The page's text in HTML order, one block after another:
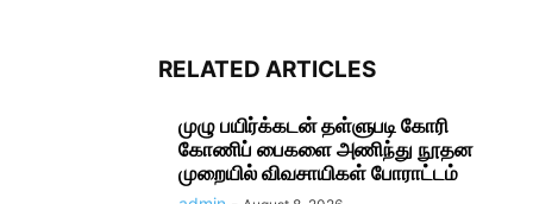
RELATED ARTICLES
முழு பயிர்க்கடன் தள்ளுபடி கோரி
கோணிப் பைகளை அணிந்து நூதன
முறையில் விவசாயிகள் போராட்டம்